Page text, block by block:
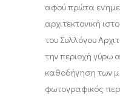
αφού πρώτα
αρχιτεκτονική
του Συλλόγου
την περιοχή γύρω
καθοδήγηση των
φωτογραφικός